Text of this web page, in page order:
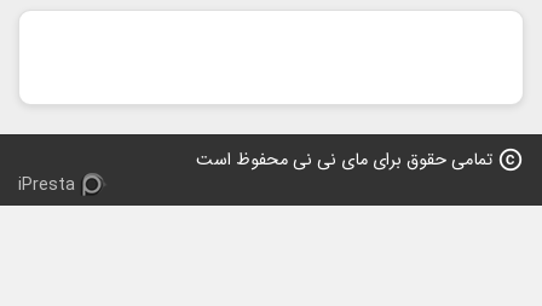
تمامی حقوق برای مای نی نی محفوظ است
iPresta